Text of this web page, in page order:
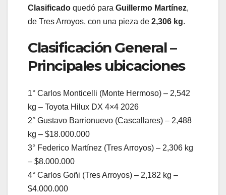
Clasificado quedó para Guillermo Martínez,
de Tres Arroyos, con una pieza de 2,306 kg.
Clasificación General –
Principales ubicaciones
1° Carlos Monticelli (Monte Hermoso) – 2,542
kg – Toyota Hilux DX 4×4 2026
2° Gustavo Barrionuevo (Cascallares) – 2,488
kg – $18.000.000
3° Federico Martínez (Tres Arroyos) – 2,306 kg
– $8.000.000
4° Carlos Goñi (Tres Arroyos) – 2,182 kg –
$4.000.000